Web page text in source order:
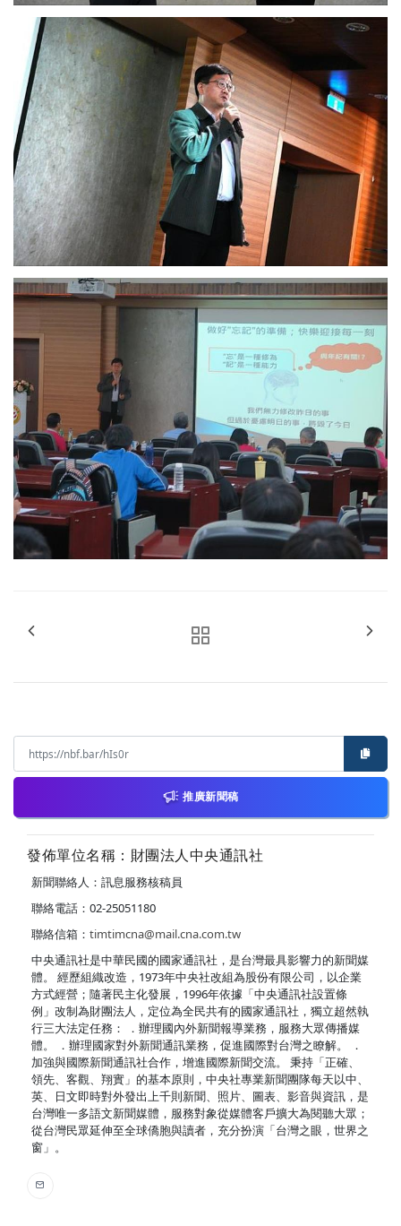
推廣新聞稿
發佈單位名稱：財團法人中央通訊社
新聞聯絡人：訊息服務核稿員
聯絡電話：02-25051180
聯絡信箱： timtimcna@mail.cna.com.tw
中央通訊社是中華民國的國家通訊社，是台灣最具影響力的新聞媒
體。 經歷組織改造，1973年中央社改組為股份有限公司，以企業
方式經營；隨著民主化發展，1996年依據「中央通訊社設置條
例」改制為財團法人，定位為全民共有的國家通訊社，獨立超然執
行三大法定任務： ．辦理國內外新聞報導業務，服務大眾傳播媒
體。 ．辦理國家對外新聞通訊業務，促進國際對台灣之瞭解。 ．
加強與國際新聞通訊社合作，增進國際新聞交流。 秉持「正確、
領先、客觀、翔實」的基本原則，中央社專業新聞團隊每天以中、
英、日文即時對外發出上千則新聞、照片、圖表、影音與資訊，是
台灣唯一多語文新聞媒體，服務對象從媒體客戶擴大為閱聽大眾；
從台灣民眾延伸至全球僑胞與讀者，充分扮演「台灣之眼，世界之
窗」。